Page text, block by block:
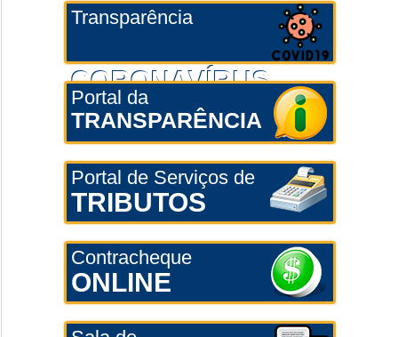
Transparência
CORONAVÍRUS
Portal da
TRANSPARÊNCIA
Portal de Serviços de
TRIBUTOS
Contracheque
ONLINE